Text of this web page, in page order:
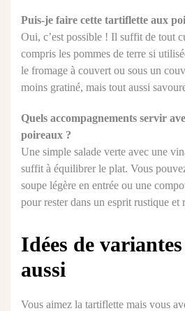
Puis-je faire cette tartiflette aux
Oui, c’est possible ! Il suffit de tout
compris les pommes de terre si
le fromage à couvert ou sous un
moins gratiné, mais tout aussi
Quels accompagnements servir
poireaux ?
Une simple salade verte avec une
suffit à équilibrer le plat. Vous
soupe légère en entrée ou une
pour rester dans un esprit rustique et
Idées de
aussi
Vous aimez la tartiflette mais vous